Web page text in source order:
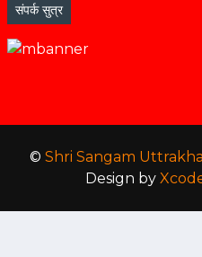
संपर्क सुत्र
© Shri Sangam
Design by